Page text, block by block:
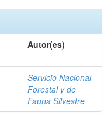
Autor(es)
Servicio Nacional
Forestal y de
Fauna Silvestre